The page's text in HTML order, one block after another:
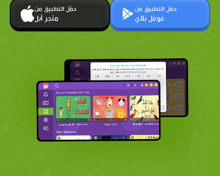
حمّل التطبيق من
متجر أبل
حمّل التطبيق من
غوغل بلاي